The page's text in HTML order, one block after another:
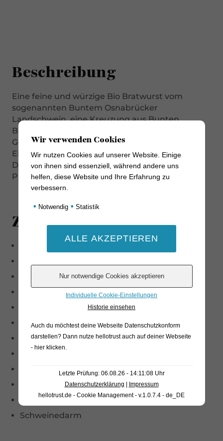
Beschreibung
Eine feine und würzige Bio Bratwurst vom
sogenannten Buntem Osnabrücker
Landschwein, eine Kreuzung aus Bunten
Bentheimern und Duroc. Zu jedem Anlass ein
Genuss!
Ein Paket besteht aus 5 Würstchen.
Der Senf dient der Dekoration und ist im
Produktpreis nicht enthalten.
Zutaten
Speisesalz
Bio-Gewürze
Meersalz
Antioxidationsmittel: Ascorbinsäure
Bio-Reismehl
Stabilisator: Natriumcitrat
natürliches Aroma
Schweinedarm
Wir verwenden Cookies
Wir nutzen Cookies auf unserer Website. Einige
von ihnen sind essenziell, während andere uns
helfen, diese Website und Ihre Erfahrung zu
verbessern.
• Notwendig • Statistik
Individuelle Cookie-Einstellungen
Historie einsehen
Auch du möchtest deine Webseite Datenschutzkonform
darstellen? Dann nutze hellotrust auch auf deiner Webseite
- hier klicken.
Letzte Prüfung: 06.08.26 - 14:11:08 Uhr
Datenschutzerklärung
Impressum
hellotrust.de - Cookie Management - v.1.0.7.4 - de_DE